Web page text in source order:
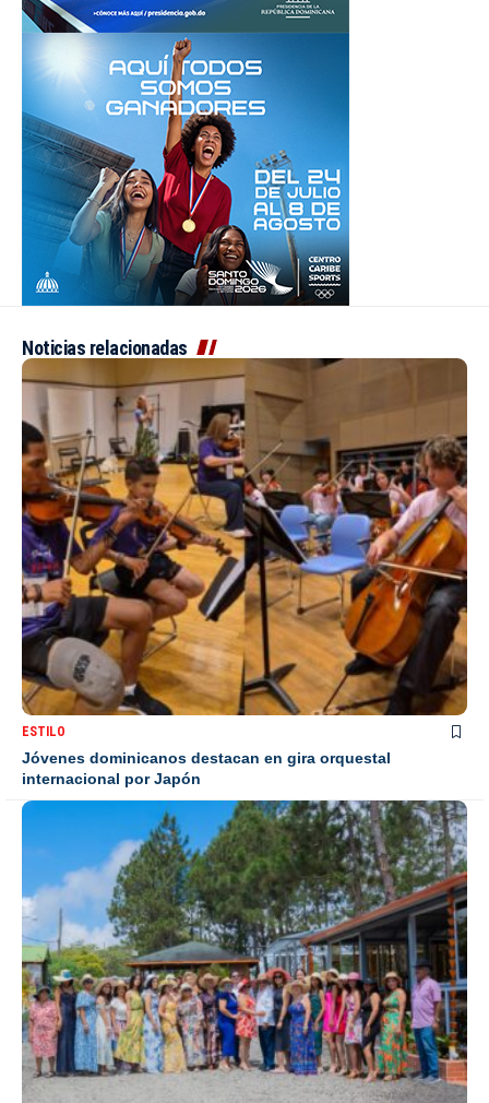
Noticias relacionadas
ESTILO
Jóvenes dominicanos destacan en gira orquestal
internacional por Japón